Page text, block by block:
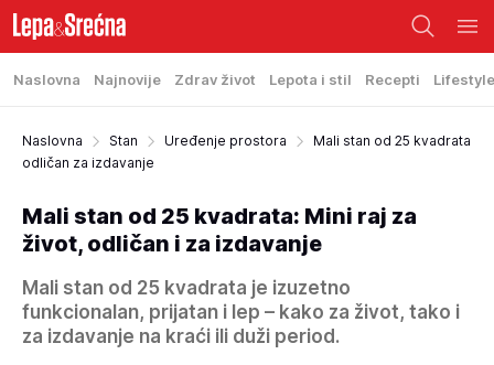
Naslovna Najnovije Zdrav život Lepota i stil Recepti Lifestyle
Naslovna Stan Uređenje prostora
Mali stan od 25 kvadrata
odličan za izdavanje
Mali stan od 25 kvadrata: Mini raj za
život, odličan i za izdavanje
Mali stan od 25 kvadrata je izuzetno
funkcionalan, prijatan i lep – kako za život, tako i
za izdavanje na kraći ili duži period.